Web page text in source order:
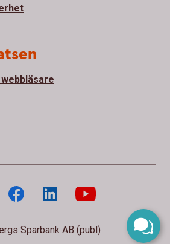
Sparbank AB (publ)